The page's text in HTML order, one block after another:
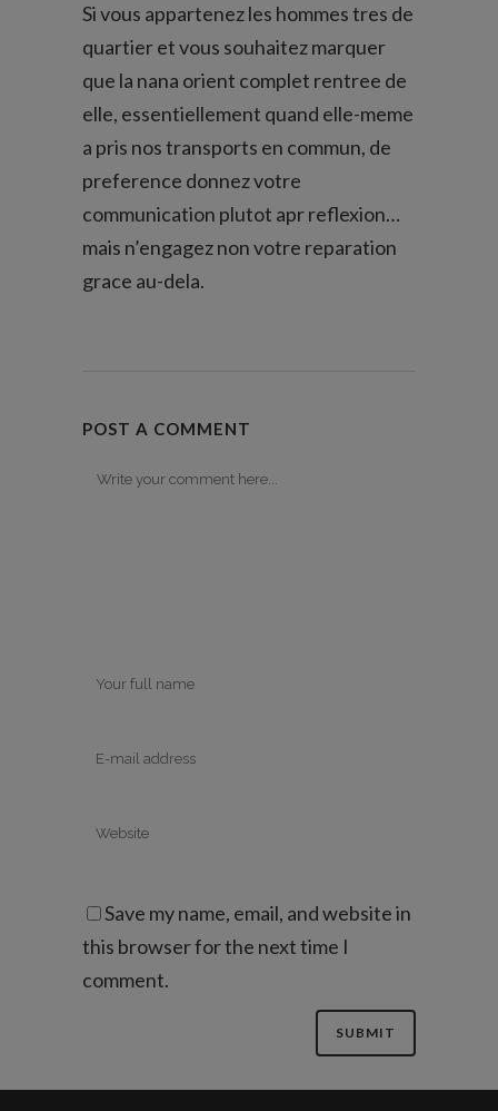
Si vous appartenez les hommes tres de
quartier et vous souhaitez marquer
que la nana orient complet rentree de
elle, essentiellement quand elle-meme
a pris nos transports en commun, de
preference donnez votre
communication plutot apr reflexion…
mais n’engagez non votre reparation
grace au-dela.
POST A COMMENT
Save my name, email, and website in
this browser for the next time I
comment.